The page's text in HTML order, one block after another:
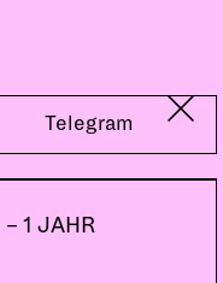
Telegram
1 JAHR